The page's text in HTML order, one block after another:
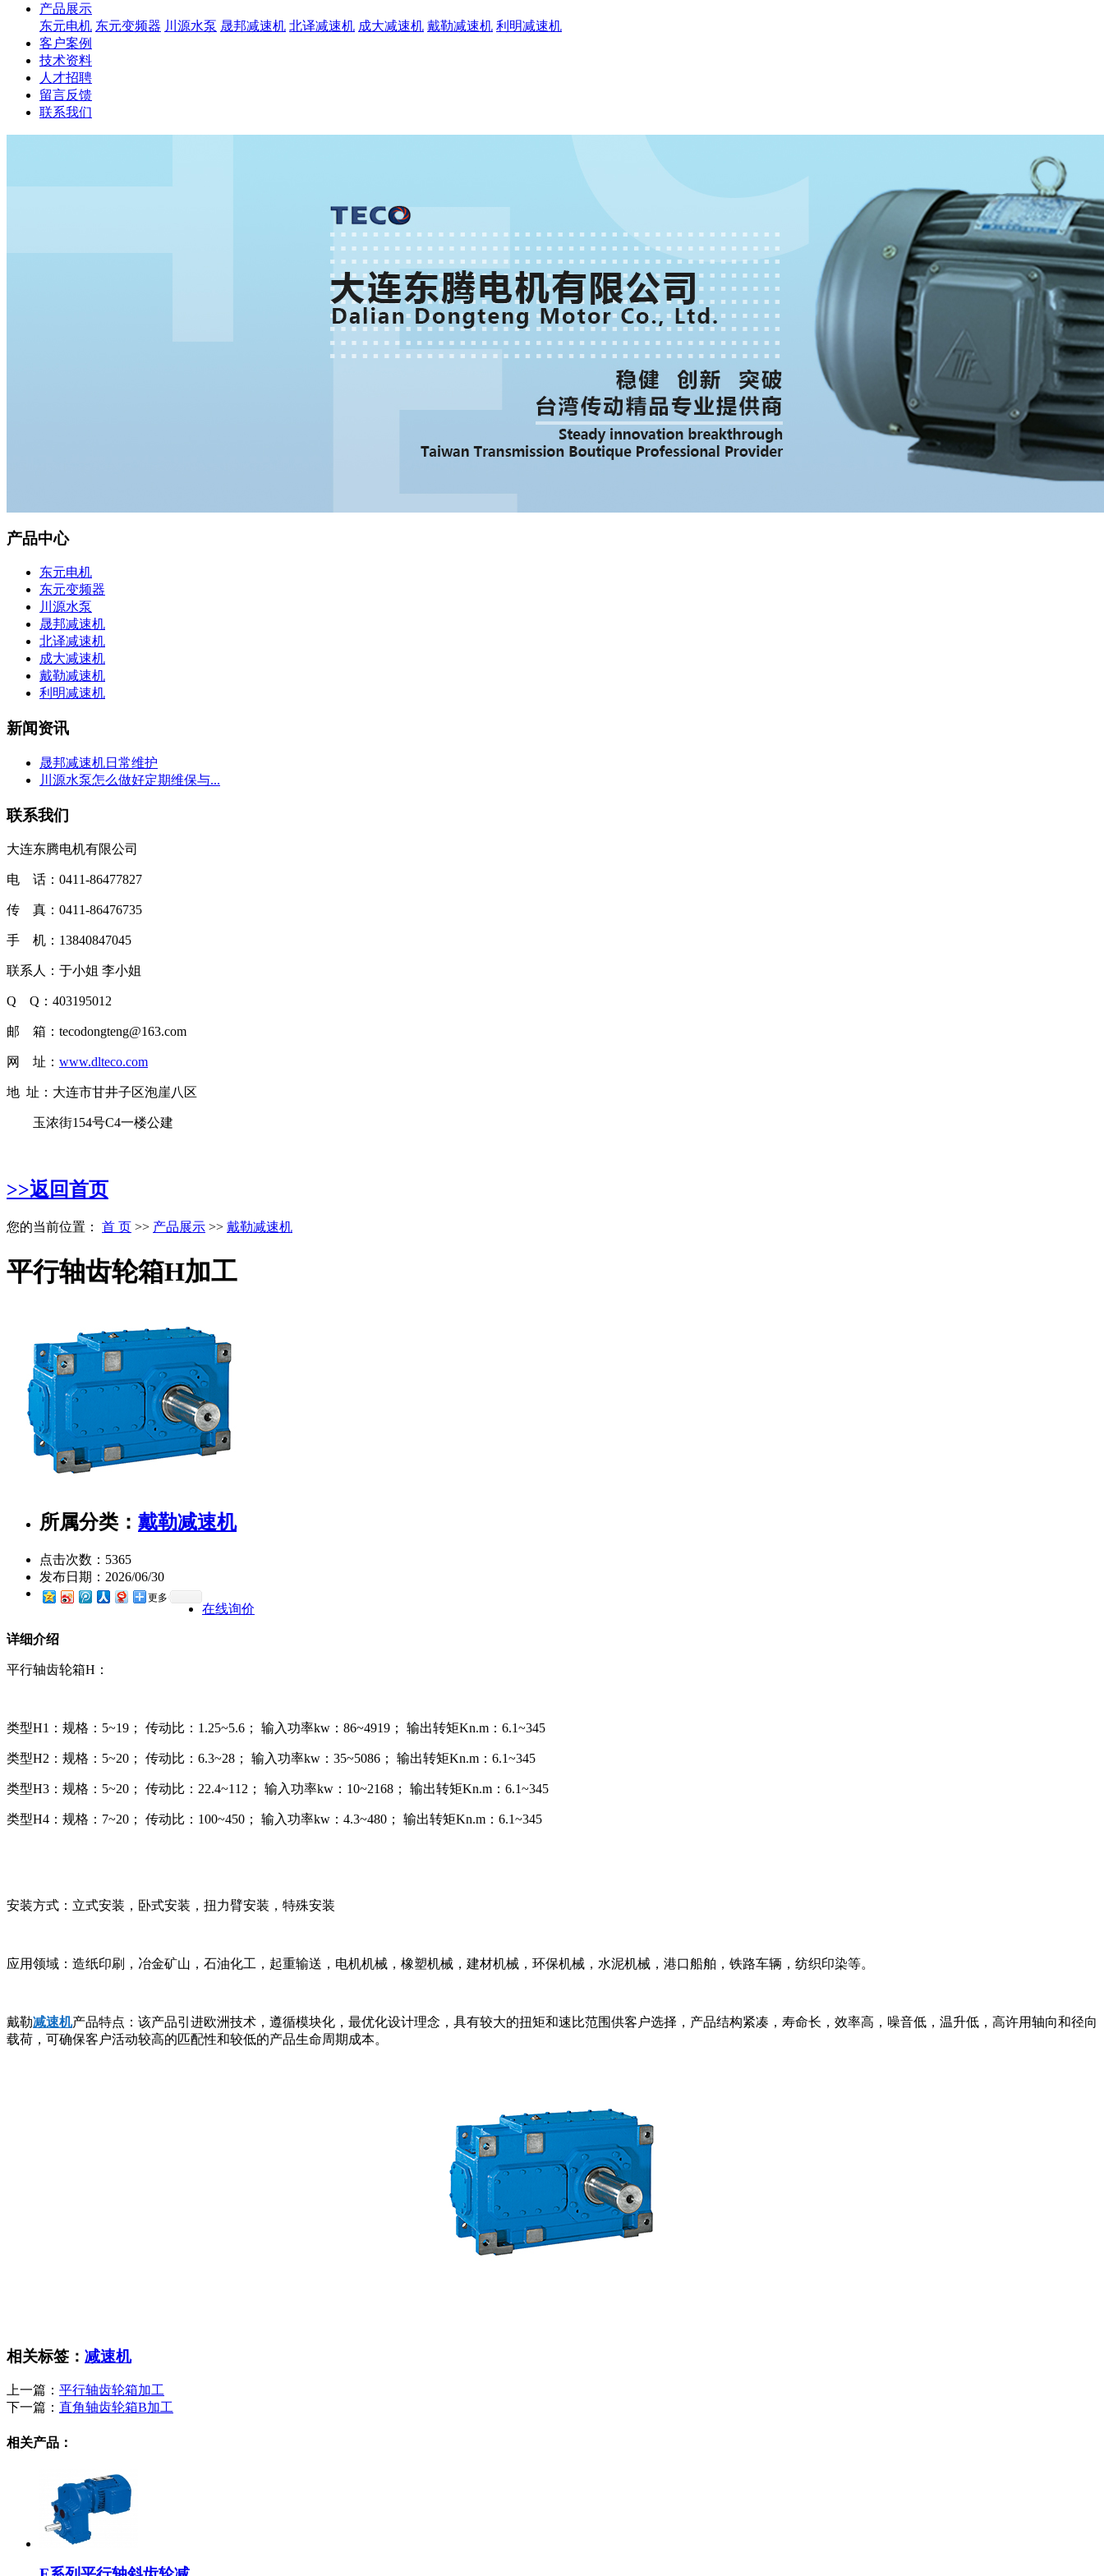
产品展示
东元电机 东元变频器 川源水泵 晟邦减速机 北译减速机 成大减速机 戴勒减速机 利明减速机
客户案例
技术资料
人才招聘
留言反馈
联系我们
产品中心
东元电机
东元变频器
川源水泵
晟邦减速机
北译减速机
成大减速机
戴勒减速机
利明减速机
新闻资讯
晟邦减速机日常维护
川源水泵怎么做好定期维保与...
联系我们
大连东腾电机有限公司
电 话：0411-86477827
传 真：0411-86476735
手 机：13840847045
联系人：于小姐 李小姐
Q Q：403195012
邮 箱：tecodongteng@163.com
网 址： www.dlteco.com
地 址：大连市甘井子区泡崖八区
玉浓街154号C4一楼公建
>>返回首页
您的当前位置： 首 页 >> 产品展示 >> 戴勒减速机
平行轴齿轮箱H加工
所属分类： 戴勒减速机
点击次数： 5365
发布日期： 2026/06/30
更多
在线询价
详细介绍
平行轴齿轮箱H：
类型H1：规格：5~19； 传动比：1.25~5.6； 输入功率kw：86~4919； 输出转矩Kn.m：6.1~345
类型H2：规格：5~20； 传动比：6.3~28； 输入功率kw：35~5086； 输出转矩Kn.m：6.1~345
类型H3：规格：5~20； 传动比：22.4~112； 输入功率kw：10~2168； 输出转矩Kn.m：6.1~345
类型H4：规格：7~20； 传动比：100~450； 输入功率kw：4.3~480； 输出转矩Kn.m：6.1~345
安装方式：立式安装，卧式安装，扭力臂安装，特殊安装
应用领域：造纸印刷，冶金矿山，石油化工，起重输送，电机机械，橡塑机械，建材机械，环保机械，水泥机械，港口船舶，铁路车辆，纺织印染等。
戴勒减速机产品特点：该产品引进欧洲技术，遵循模块化，最优化设计理念，具有较大的扭矩和速比范围供客户选择，产品结构紧凑，寿命长，效率高，噪音低，温升低，高许用轴向和径向
载荷，可确保客户活动较高的匹配性和较低的产品生命周期成本。
相关标签： 减速机
上一篇： 平行轴齿轮箱加工
下一篇： 直角轴齿轮箱B加工
相关产品：